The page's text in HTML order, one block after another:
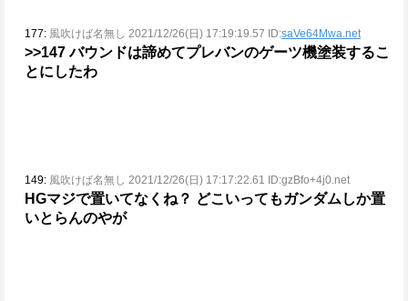
177: 風吹けば名無し 2021/12/26(日) 17:19:19.57 ID:saVe64Mwa.net
>>147 バウンドは諦めてプレバンのゲーツ機塗装するこ
とにしたわ
149: 風吹けば名無し 2021/12/26(日) 17:17:22.61 ID:gzBfo+4j0.net
HGマジで置いてなくね？ どこいってもガンダムしか置
いとらんのやが